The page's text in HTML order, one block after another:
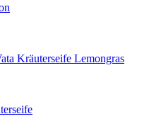
Kräuterseife Lemongras